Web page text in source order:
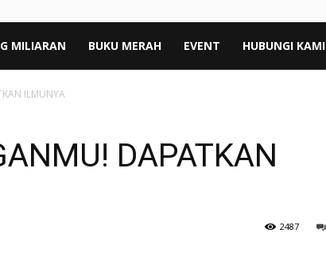
MILIARAN BUKU MERAH EVENT HUBUNGI KAMI
ILMUNYA
DAPATKAN
2487